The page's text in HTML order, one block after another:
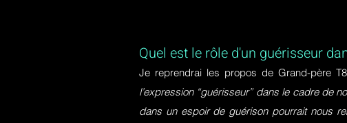
Quel est le rôle d'un guérisseur
Je reprendrai les propos de Grand-père
l’expression “guérisseur” dans le cadre de
dans un espoir de guérison pourrait nous